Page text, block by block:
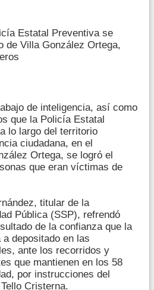
Estatal Preventiva se
de Villa González Ortega,
de inteligencia, así como
que la Policía Estatal
lo largo del territorio
ciudadana, en el
Ortega, se logró el
que eran víctimas de
titular de la
Pública (SSP), refrendó
de la confianza que la
depositado en las
ante los recorridos y
que mantienen en los 58
por instrucciones del
Cristerna.